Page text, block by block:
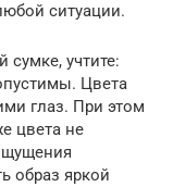
ситуации.
сумке, учтите:
Цвета
глаз. При этом
цвета не
образ яркой